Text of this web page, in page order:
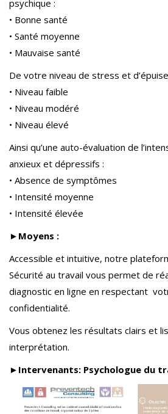
psychique :
• Bonne santé
• Santé moyenne
• Mauvaise santé
De votre niveau de stress et
• Niveau faible
• Niveau modéré
• Niveau élevé
Ainsi qu’une auto-évaluation de
anxieux et dépressifs :
• Absence de symptômes
• Intensité moyenne
• Intensité élevée
►Moyens :
Accessible et intuitive, notre
Sécurité au travail vous permet de
diagnostic en ligne en respectant
confidentialité.
Vous obtenez les résultats clairs et
interprétation.
►Intervenants: Psychologue du